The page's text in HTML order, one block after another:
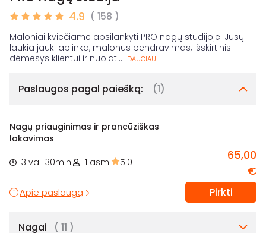
4.9 ( 158 )
Maloniai kviečiame apsilankyti PRO nagų studijoje. Jūsų
laukia jauki aplinka, malonus bendravimas, išskirtinis
dėmesys klientui ir nuolat... DAUGIAU
Paslaugos pagal paiešką: (1)
Nagų priauginimas ir prancūziškas
lakavimas
3 val. 30min. 1 asm. 5.0
65,00
€
Apie paslaugą Pirkti
Nagai ( 11 )